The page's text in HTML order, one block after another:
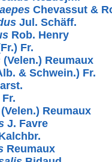
Chevassut &
Jul. Schäff.
Rob. Henry
Fr.
(Velen.) Reumaux
& Schwein.) Fr.
Fr.
(Velen.) Reumaux
J. Favre
Reumaux